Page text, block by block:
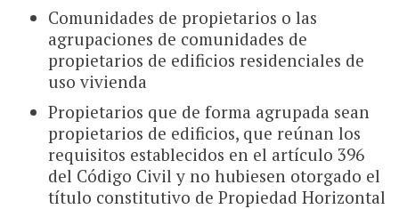
Comunidades de propietarios o las
agrupaciones de comunidades de
propietarios de edificios residenciales de
uso vivienda
Propietarios que de forma agrupada sean
propietarios de edificios, que reúnan los
requisitos establecidos en el artículo 396
del Código Civil y no hubiesen otorgado el
título constitutivo de Propiedad Horizontal